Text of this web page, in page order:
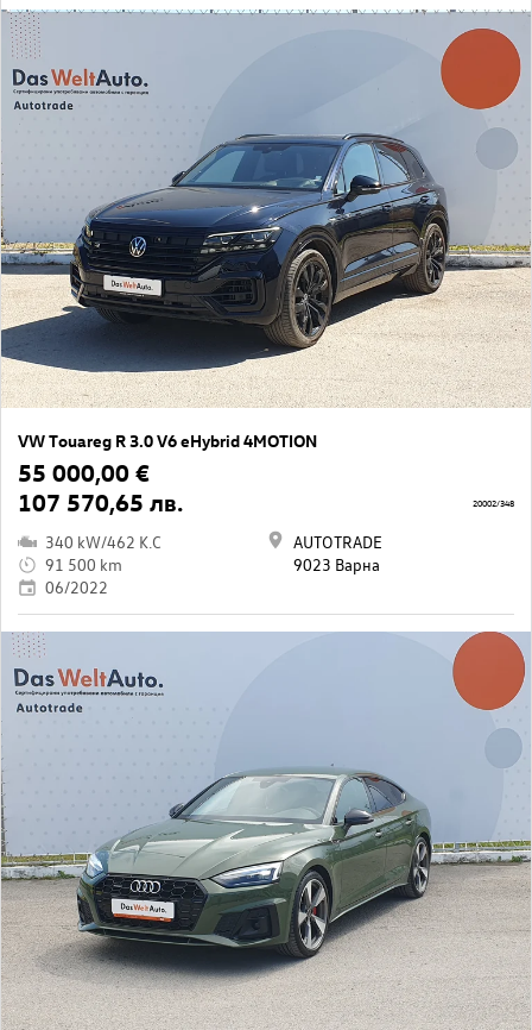
VW Touareg R 3.0 V6 eHybrid 4MOTION
55 000,00 €
107 570,65 лв.
340 kW/462 K.C
91 500 km
06/2022
AUTOTRADE
9023 Варна
20002/348